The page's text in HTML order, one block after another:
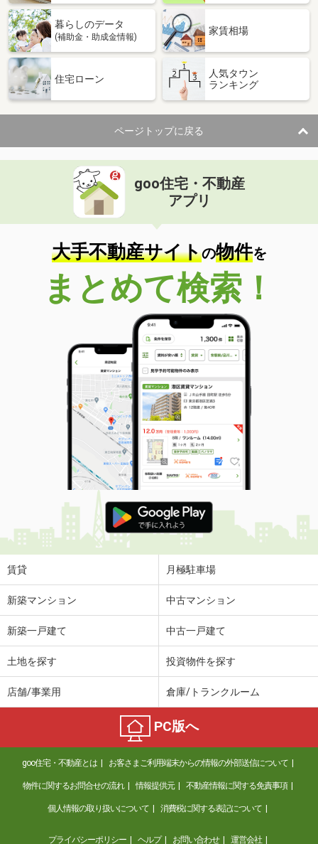
暮らしのデータ
(補助金・助成金情報)
家賃相場
住宅ローン
人気タウン
ランキング
ページトップに戻る
goo住宅・不動産
アプリ
大手不動産サイトの物件を
まとめて検索！
賃貸 月極駐車場
新築マンション 中古マンション
新築一戸建て 中古一戸建て
土地を探す 投資物件を探す
店舗/事業用 倉庫/トランクルーム
PC版へ
goo住宅・不動産とは お客さまご利用端末からの情報の外部送信について
物件に関するお問合せの流れ 情報提供元 不動産情報に関する免責事項
個人情報の取り扱いについて 消費税に関する表記について
プライバシーポリシー ヘルプ お問い合わせ 運営会社